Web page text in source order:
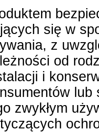
się w
z
od
i
zwykłym